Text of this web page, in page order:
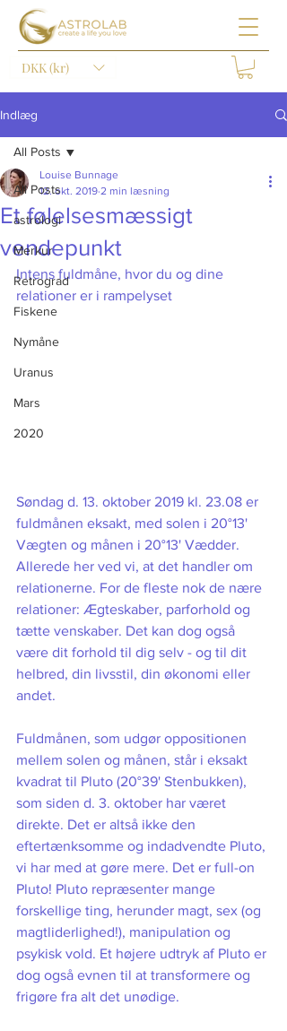
DKK (kr)
Indlæg
All Posts
astrologi
Merkur
Retrograd
Fiskene
Nymåne
Uranus
Mars
2020
All Posts
Et følelsesmæssigt
vendepunkt
Louise Bunnage
12. okt. 2019 2 min læsning
Intens fuldmåne, hvor du og dine
relationer er i rampelyset
Søndag d. 13. oktober 2019 kl. 23.08 er
fuldmånen eksakt, med solen i 20°13'
Vægten og månen i 20°13' Vædder.
Allerede her ved vi, at det handler om
relationerne. For de fleste nok de nære
relationer: Ægteskaber, parforhold og
tætte venskaber. Det kan dog også
være dit forhold til dig selv - og til dit
helbred, din livsstil, din økonomi eller
andet.
Fuldmånen, som udgør oppositionen
mellem solen og månen, står i eksakt
kvadrat til Pluto (20°39' Stenbukken),
som siden d. 3. oktober har været
direkte. Det er altså ikke den
eftertænksomme og indadvendte Pluto,
vi har med at gøre mere. Det er full-on
Pluto! Pluto repræsenter mange
forskellige ting, herunder magt, sex (og
magtliderlighed!), manipulation og
psykisk vold. Et højere udtryk af Pluto er
dog også evnen til at transformere og
frigøre fra alt det unødige.